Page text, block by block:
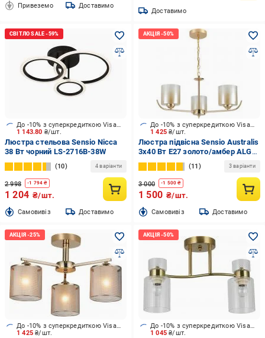
Привеземо Доставимо
Доставимо
1 143.80 ₴/шт.
До -10% з суперкредиткою Visa Вигода
Люстра стельова Sensio Nicca
38 Вт чорний LS-2716B-38W
10 4 варіанти
2 998 -1 794 ₴
1 204 ₴/шт.
Cамовивіз Доставимо
1 425₴/шт.
До -10% з суперкредиткою Visa Вигода
Люстра підвісна Sensio Australis
3x40 Вт E27 золото/амбер ALG-
07490/3
11 3 варіанти
3 000 -1 500 ₴
1 500 ₴/шт.
Cамовивіз Доставимо
1 425₴/шт.
До -10% з суперкредиткою Visa Вигода
1 045₴/шт.
До -10% з суперкредиткою Visa Вигода